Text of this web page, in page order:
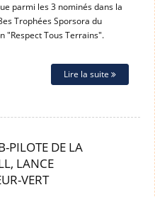
parmi les 3 nominés dans la
Trophées Sporsora du
"Respect Tous Terrains".
Lire la suite
PILOTE DE LA
LANCE
VERT